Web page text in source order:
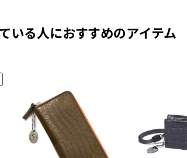
いる人におすすめのアイテム